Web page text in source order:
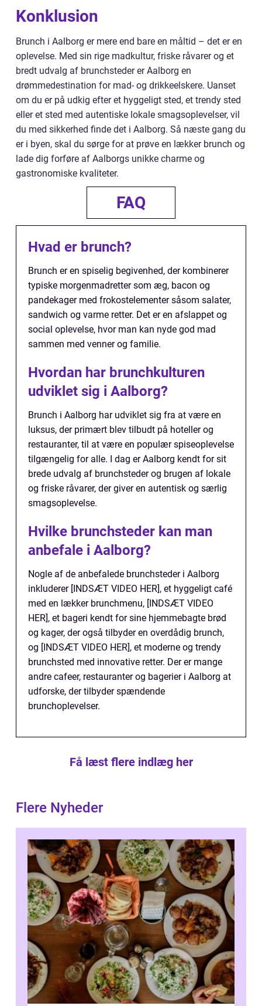
Konklusion
Brunch i Aalborg er mere end bare en måltid – det er en
oplevelse. Med sin rige madkultur, friske råvarer og et
bredt udvalg af brunchsteder er Aalborg en
drømmedestination for mad- og drikkeelskere. Uanset
om du er på udkig efter et hyggeligt sted, et trendy sted
eller et sted med autentiske lokale smagsoplevelser, vil
du med sikkerhed finde det i Aalborg. Så næste gang du
er i byen, skal du sørge for at prøve en lækker brunch og
lade dig forføre af Aalborgs unikke charme og
gastronomiske kvaliteter.
FAQ
Hvad er brunch?
Brunch er en spiselig begivenhed, der kombinerer
typiske morgenmadretter som æg, bacon og
pandekager med frokostelementer såsom salater,
sandwich og varme retter. Det er en afslappet og
social oplevelse, hvor man kan nyde god mad
sammen med venner og familie.
Hvordan har brunchkulturen
udviklet sig i Aalborg?
Brunch i Aalborg har udviklet sig fra at være en
luksus, der primært blev tilbudt på hoteller og
restauranter, til at være en populær spiseoplevelse
tilgængelig for alle. I dag er Aalborg kendt for sit
brede udvalg af brunchsteder og brugen af lokale
og friske råvarer, der giver en autentisk og særlig
smagsoplevelse.
Hvilke brunchsteder kan man
anbefale i Aalborg?
Nogle af de anbefalede brunchsteder i Aalborg
inkluderer [INDSÆT VIDEO HER], et hyggeligt café
med en lækker brunchmenu, [INDSÆT VIDEO
HER], et bageri kendt for sine hjemmebagte brød
og kager, der også tilbyder en overdådig brunch,
og [INDSÆT VIDEO HER], et moderne og trendy
brunchsted med innovative retter. Der er mange
andre cafeer, restauranter og bagerier i Aalborg at
udforske, der tilbyder spændende
brunchoplevelser.
Få læst flere indlæg her
Flere Nyheder